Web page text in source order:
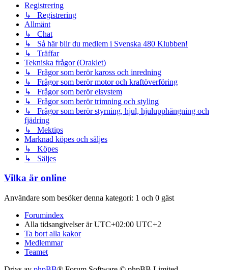
Registrering
↳ Registrering
Allmänt
↳ Chat
↳ Så här blir du medlem i Svenska 480 Klubben!
↳ Träffar
Tekniska frågor (Oraklet)
↳ Frågor som berör kaross och inredning
↳ Frågor som berör motor och kraftöverföring
↳ Frågor som berör elsystem
↳ Frågor som berör trimning och styling
↳ Frågor som berör styrning, hjul, hjulupphängning och
fjädring
↳ Mektips
Marknad köpes och säljes
↳ Köpes
↳ Säljes
Vilka är online
Användare som besöker denna kategori: 1 och 0 gäst
Forumindex
Alla tidsangivelser är UTC+02:00 UTC+2
Ta bort alla kakor
Medlemmar
Teamet